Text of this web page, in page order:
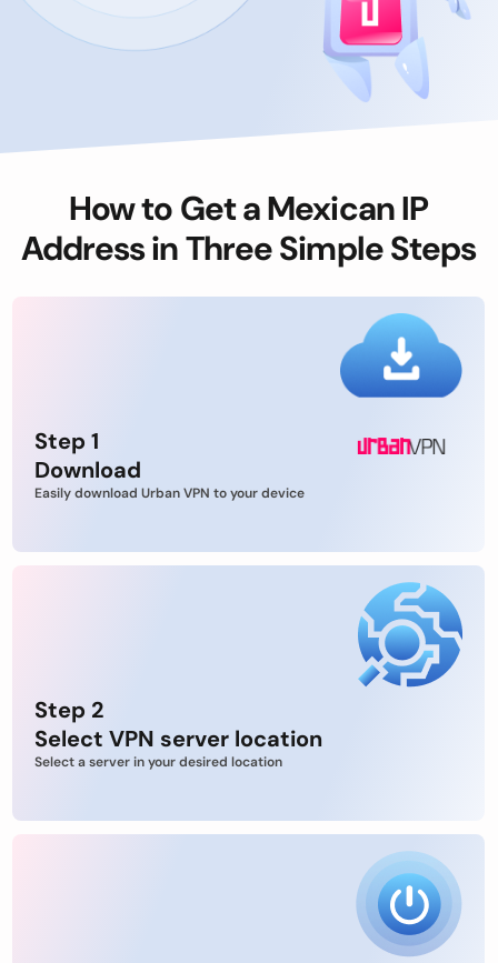
How to Get a Mexican IP
Address in Three Simple Steps
Step 1
Download
Easily download Urban VPN to your device
Step 2
Select VPN server location
Select a server in your desired location